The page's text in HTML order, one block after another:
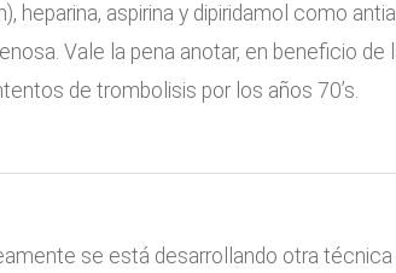
heparina, aspirina y dipiridamol como
Vale la pena anotar, en beneficio
de trombolisis por los años 70’s.
se está desarrollando otra